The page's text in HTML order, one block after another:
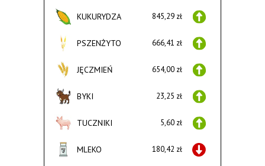
KUKURYDZA 845,29 zł
PSZENŻYTO 666,41 zł
JĘCZMIEŃ 654,00 zł
BYKI 23,25 zł
TUCZNIKI 5,60 zł
MLEKO 180,42 zł